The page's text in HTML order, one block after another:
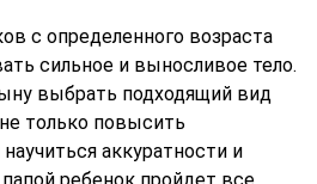
с определенного возраста
сильное и выносливое тело.
выбрать подходящий вид
только повысить
аккуратности и